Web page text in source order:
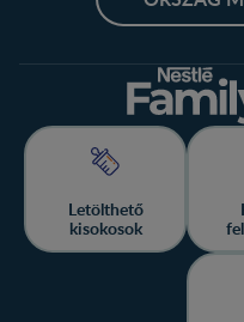
Letölthető
kisokosok